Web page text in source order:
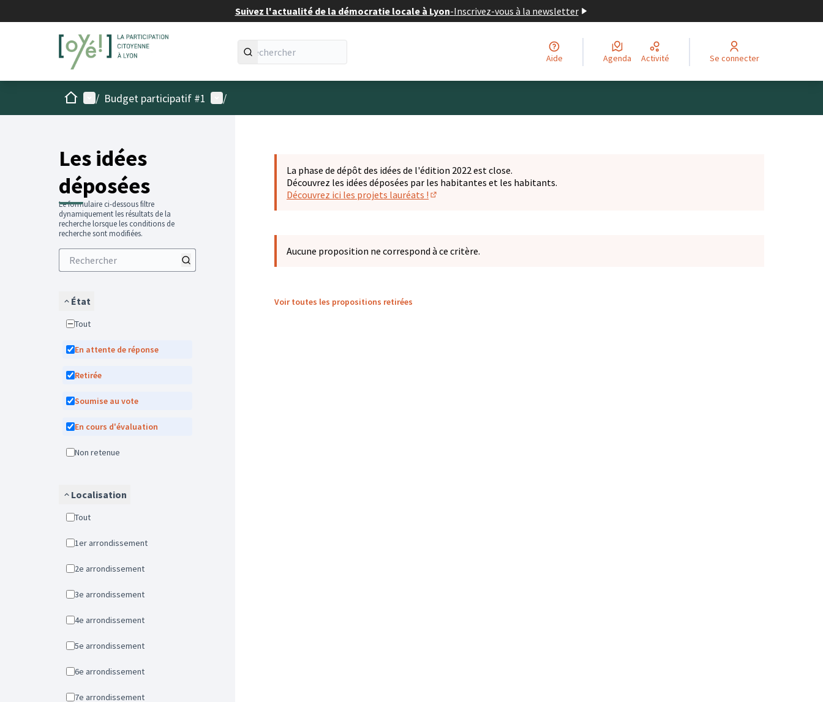
Suivez l'actualité de la démocratie locale à Lyon-Inscrivez-vous à la newsletter
Aide Agenda Activité Se connecter
AccueilMenu principal
/ Budget participatif #1 Menu utilisateur
/
Les idées
déposées
Le formulaire ci-dessous filtre
dynamiquement les résultats de la
recherche lorsque les conditions de
recherche sont modifiées.
État
Tout
En attente de réponse
Retirée
Soumise au vote
En cours d'évaluation
Non retenue
Localisation
Tout
1er arrondissement
2e arrondissement
3e arrondissement
4e arrondissement
5e arrondissement
6e arrondissement
7e arrondissement
La phase de dépôt des idées de l'édition 2022 est close.
Découvrez les idées déposées par les habitantes et les habitants.
Découvrez ici les projets lauréats !
Aucune proposition ne correspond à ce critère.
Voir toutes les propositions retirées